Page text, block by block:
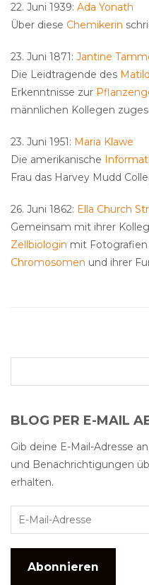
22. Juni 1939: Ada Yonath
Über diese Chemikerin
23. Juni 1871: Jantine
Die Leidtragende des
Erkenntnisse zur
männlichen Kollegen
23. Juni 1951: Maria Klawe
Die amerikanische
Frau das Harvey Mudd
26. Juni 1862: Ella Church
Gemeinsam mit ihrer
Zellbiologin mit Fotografien
Chromosomen und ihrer
BLOG PER E-MAIL
Gib deine E-Mail-Adresse
und Benachrichtigungen
erhalten.
Abonnieren